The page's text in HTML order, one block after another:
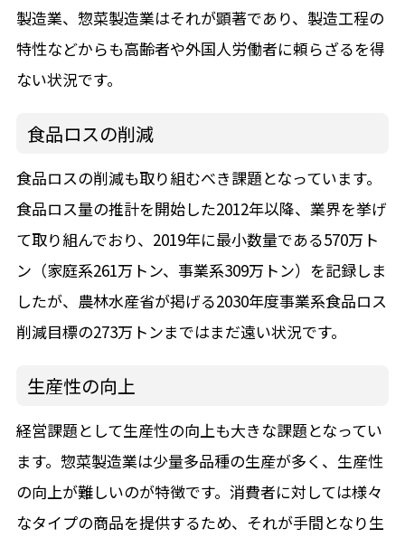
製造業、惣菜製造業はそれが顕著であり、製造工程の
特性などからも高齢者や外国人労働者に頼らざるを得
ない状況です。
食品ロスの削減
食品ロスの削減も取り組むべき課題となっています。
食品ロス量の推計を開始した2012年以降、業界を挙げ
て取り組んでおり、2019年に最小数量である570万ト
ン（家庭系261万トン、事業系309万トン）を記録しま
したが、農林水産省が掲げる2030年度事業系食品ロス
削減目標の273万トンまではまだ遠い状況です。
生産性の向上
経営課題として生産性の向上も大きな課題となってい
ます。惣菜製造業は少量多品種の生産が多く、生産性
の向上が難しいのが特徴です。消費者に対しては様々
なタイプの商品を提供するため、それが手間となり生